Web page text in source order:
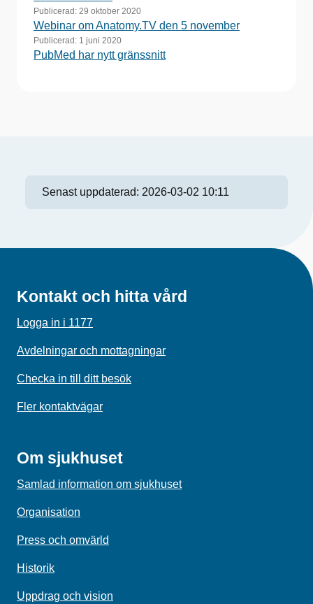
Publicerad: 29 oktober 2020
Webinar om Anatomy.TV den 5 november
Publicerad: 1 juni 2020
PubMed har nytt gränssnitt
Senast uppdaterad: 2026-03-02 10:11
Kontakt och hitta vård
Logga in i 1177
Avdelningar och mottagningar
Checka in till ditt besök
Fler kontaktvägar
Om sjukhuset
Samlad information om sjukhuset
Organisation
Press och omvärld
Historik
Uppdrag och vision